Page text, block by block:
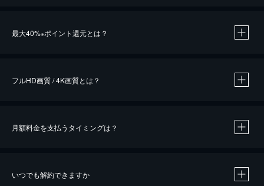
最大40%※ポイント還元とは？
※40％ポイント還元の対象は、クレジットカード決済による作品の購入 / レンタルです。
フルHD画質 / 4K画質とは？
月額料金を支払うタイミングは？
いつでも解約できますか